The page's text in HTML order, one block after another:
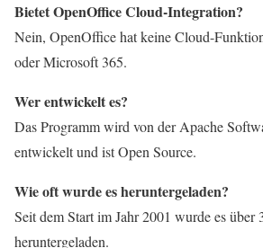
Bietet OpenOffice Cloud-Integration?
Nein, OpenOffice hat keine Cloud-
oder Microsoft 365.
Wer entwickelt es?
Das Programm wird von der Apache
entwickelt und ist Open Source.
Wie oft wurde es heruntergeladen?
Seit dem Start im Jahr 2001 wurde es
heruntergeladen.